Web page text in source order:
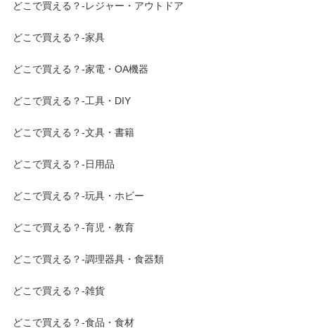
どこで買える？-レジャー・アウトドア
どこで買える？-家具
どこで買える？-家電・OA機器
どこで買える？-工具・DIY
どこで買える？-文具・書籍
どこで買える？-日用品
どこで買える？-玩具・ホビー
どこで買える？-育児・教育
どこで買える？-調理器具・食器類
どこで買える？-雑貨
どこで買える？-食品・食材